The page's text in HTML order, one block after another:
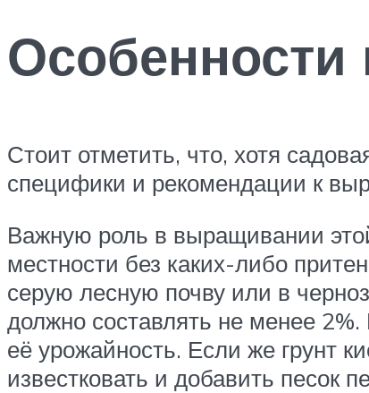
Стоит отметить, что, хотя
специфики и рекомендации к
Важную роль в выращивании
местности без каких-либо
серую лесную почву или в
должно составлять не менее
её урожайность. Если же грунт
известковать и добавить песок